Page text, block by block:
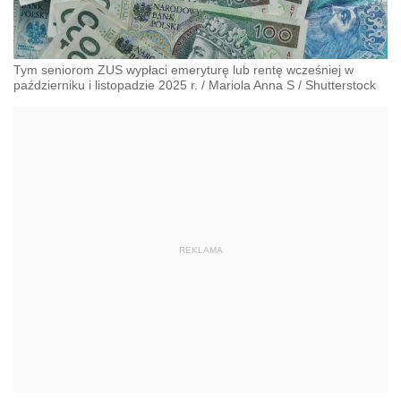
Tym seniorom ZUS wypłaci emeryturę lub rentę wcześniej w
październiku i listopadzie 2025 r. / Mariola Anna S / Shutterstock